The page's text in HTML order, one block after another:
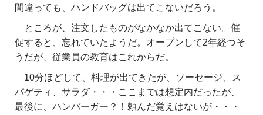
間違っても、ハンドバッグは出てこないだろう。
ところが、注文したものがなかなか出てこない。催
促すると、忘れていたようだ。オープンして2年経つそ
うだが、従業員の教育はこれからだ。
10分ほどして、料理が出てきたが、ソーセージ、ス
パゲティ、サラダ・・・ここまでは想定内だったが、
最後に、ハンバーガー？！頼んだ覚えはないが・・・